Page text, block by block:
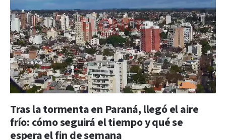
Tras la tormenta en Paraná, llegó el aire
frío: cómo seguirá el tiempo y qué se
espera el fin de semana